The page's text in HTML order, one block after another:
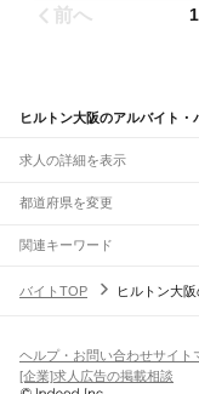
前へ 1
ヒルトン大阪のアルバイト・
求人の詳細を表示
都道府県を変更
関連キーワード
バイトTOP
ヒルトン大
ヘルプ・お問い合わせサイト
[企業]求人広告の掲載相談